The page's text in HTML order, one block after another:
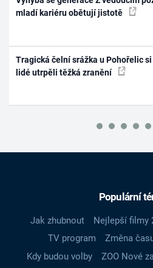
mladí kariéru obětují jistotě
Tragická čelní srážka u Pohořelic
lidé utrpěli těžká zranění
Populární
Jak zhubnout Nejlepší filmy
TV program
Změna
Kdy budou volby
ZOO Nové